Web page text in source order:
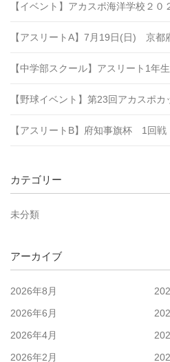
【イベント】アカスポ海洋学校２０
【アスリートA】7月19日(日) 京都
【中学部スクール】アスリート1年
【野球イベント】第23回アカスポカ
【アスリートB】府知事旗杯 1回戦
カテゴリー
未分類
アーカイブ
2026年8月
2026年6月
2026年4月
2026年2月